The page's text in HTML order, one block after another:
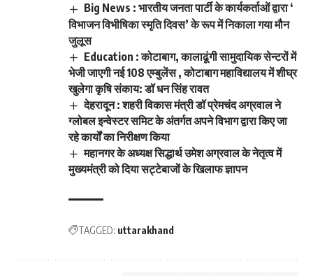
Big News : भारतीय जनता पार्टी के कार्यकर्ताओं द्वारा ‘
विभाजन विभीषिका स्मृति दिवस’ के रूप में निकाला गया मौन
जुलूस
Education : कोटाबाग, कालाढूंगी सामुदायिक सेन्टरों में
भेजी जाएगी नई 108 एम्बुलेंस , कोटाबाग महाविद्यालय में शीघ्र
खुलेगा कृषि संकाय: डॉ धन सिंह रावत
देहरादून : शहरी विकास मंत्री डॉ प्रेमचंद अग्रवाल ने
ग्लोबल इन्वेस्टर समिट के अंतर्गत अपने विभाग द्वारा किए जा
रहे कार्यों का निरीक्षण किया
महानगर के अध्यक्ष सिद्धार्थ उमेश अग्रवाल के नेतृत्व में
मुख्यमंत्री को दिया सट्टेबाजों के खिलाफ ज्ञापन
TAGGED: uttarakhand